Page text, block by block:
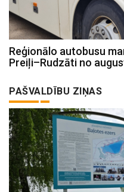
Reģionālo autobusu
Preiļi–Rudzāti no
PAŠVALDĪBU ZIŅAS